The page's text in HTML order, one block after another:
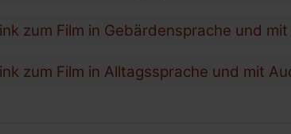
für behinderte Frauen
zum Film in Gebärdensprache und
zum Film in Alltagssprache und mit